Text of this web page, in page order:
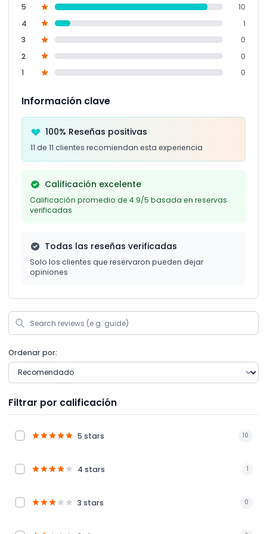
5
10
4
1
3
0
2
0
1
0
Información clave
100% Reseñas positivas
11 de 11 clientes recomiendan esta experiencia
Calificación excelente
Calificación promedio de 4.9/5 basada en reservas
verificadas
Todas las reseñas verificadas
Solo los clientes que reservaron pueden dejar
opiniones
Ordenar por:
Filtrar por calificación
5 stars 10
4 stars 1
3 stars 0